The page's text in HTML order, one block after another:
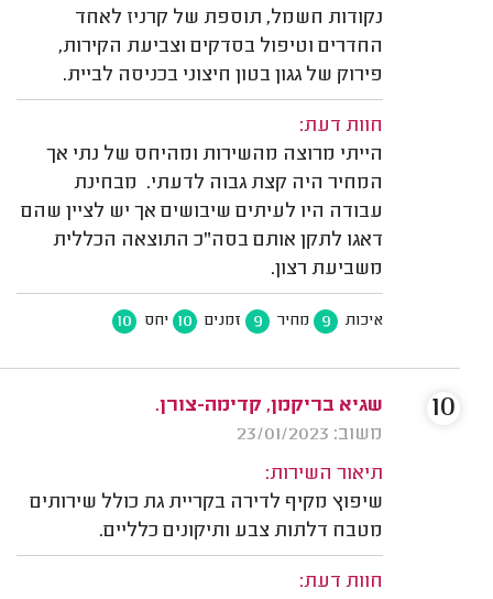
נקודות חשמל, תוספת של קרניז לאחד
החדרים וטיפול בסדקים וצביעת הקירות,
פירוק של גגון בטון חיצוני בכניסה לביית.
חוות דעת:
הייתי מרוצה מהשירות ומהיחס של נתי אך
המחיר היה קצת גבוה לדעתי. מבחינת
עבודה היו לעיתים שיבושים אך יש לציין שהם
דאגו לתקן אותם בסה"כ התוצאה הכללית
משביעת רצון.
איכות 9 מחיר 9 זמנים 10 יחס 10
שגיא בריקמן, קדימה-צורן.
משוב: 23/01/2023
תיאור השירות:
שיפוץ מקיף לדירה בקריית גת כולל שירותים
מטבח דלתות צבע ותיקונים כלליים.
חוות דעת:
10